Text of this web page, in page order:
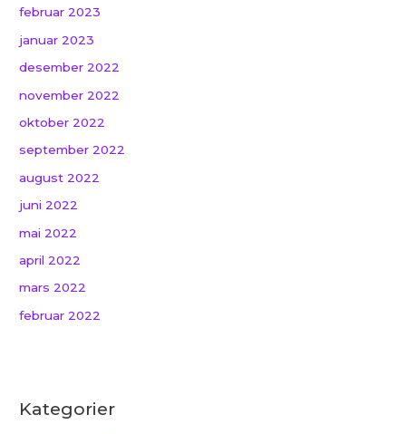
februar 2023
januar 2023
desember 2022
november 2022
oktober 2022
september 2022
august 2022
juni 2022
mai 2022
april 2022
mars 2022
februar 2022
Kategorier